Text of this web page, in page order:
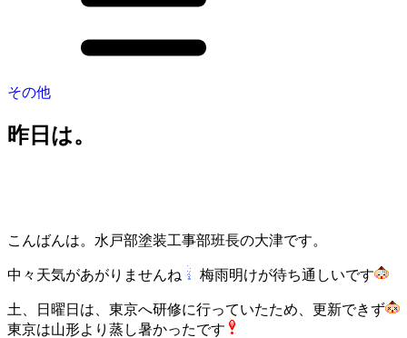
その他
昨日は。
こんばんは。水戸部塗装工事部班長の大津です。
中々天気があがりませんね 梅雨明けが待ち通しいです
土、日曜日は、東京へ研修に行っていたため、更新できず
東京は山形より蒸し暑かったです